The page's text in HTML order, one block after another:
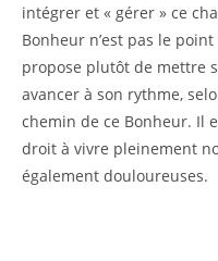
intégrer et « gérer » ce
Bonheur n’est pas le
propose plutôt de mettre
avancer à son rythme,
chemin de ce Bonheur. Il
droit à vivre pleinement
également douloureuses.